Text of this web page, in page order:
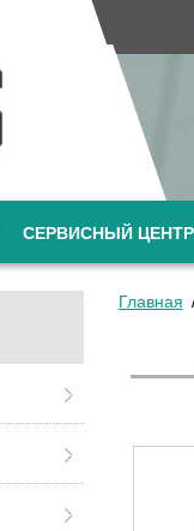
СЕРВИСНЫЙ ЦЕНТР
Главная